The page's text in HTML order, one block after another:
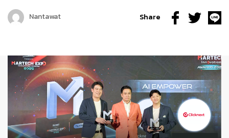
Nantawat Share